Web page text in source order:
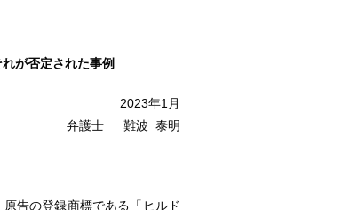
が否定された事例
2023年1月
弁護士 難波 泰明
告の登録商標である「ヒルド